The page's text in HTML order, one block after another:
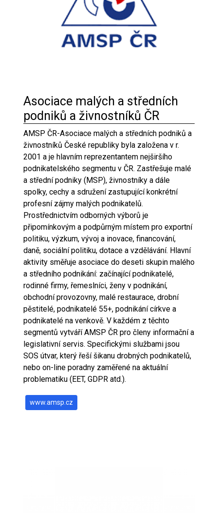
Asociace malých a středních
podniků a živnostníků ČR
AMSP ČR-Asociace malých a středních podniků a
živnostníků České republiky byla založena v r.
2001 a je hlavním reprezentantem nejširšího
podnikatelského segmentu v ČR. Zastřešuje malé
a střední podniky (MSP), živnostníky a dále
spolky, cechy a sdružení zastupující konkrétní
profesní zájmy malých podnikatelů.
Prostřednictvím odborných výborů je
připomínkovým a podpůrným místem pro exportní
politiku, výzkum, vývoj a inovace, financování,
daně, sociální politiku, dotace a vzdělávání. Hlavní
aktivity směřuje asociace do deseti skupin malého
a středního podnikání: začínající podnikatelé,
rodinné firmy, řemeslníci, ženy v podnikání,
obchodní provozovny, malé restaurace, drobní
pěstitelé, podnikatelé 55+, podnikání církve a
podnikatelé na venkově. V každém z těchto
segmentů vytváří AMSP ČR pro členy informační a
legislativní servis. Specifickými službami jsou
SOS útvar, který řeší šikanu drobných podnikatelů,
nebo on-line poradny zaměřené na aktuální
problematiku (EET, GDPR atd.).
www.amsp.cz